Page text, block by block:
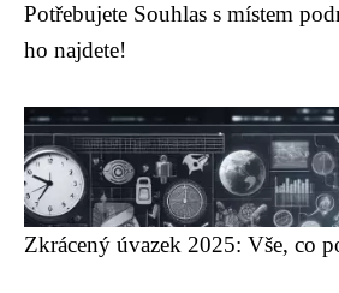
Potřebujete Souhlas s místem
ho najdete!
Zkrácený úvazek 2025: Vše, co